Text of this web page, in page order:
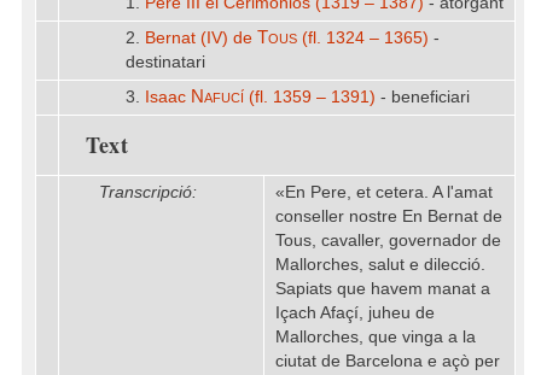
2. Bernat (IV) de Tous (fl. 1324 – 1365) -
destinatari
3. Isaac Nafucí (fl. 1359 – 1391) - beneficiari
Text
Transcripció:
«En Pere, et cetera. A l'amat
conseller nostre En Bernat de
Tous, cavaller, governador de
Mallorches, salut e dilecció.
Sapiats que havem manat a
Içach Afaçí, juheu de
Mallorches, que vinga a la
ciutat de Barcelona e açò per